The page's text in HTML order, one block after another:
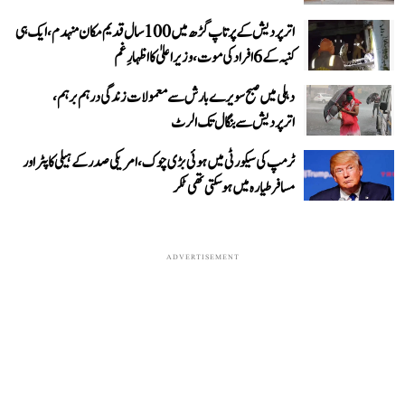
اتر پردیش کے پرتاپ گڑھ میں 100 سال قدیم مکان منہدم، ایک ہی
کنبہ کے 6 افراد کی موت، وزیر اعلیٰ کا اظہارِ غم
دہلی میں صبح سویرے بارش سے معمولات زندگی درہم برہم،
اترپردیش سے بنگال تک الرٹ
ٹرمپ کی سیکورٹی میں ہوئی بڑی چوک، امریکی صدر کے ہیلی کاپٹر اور
مسافر طیارہ میں ہو سکتی تھی ٹکر
ADVERTISEMENT